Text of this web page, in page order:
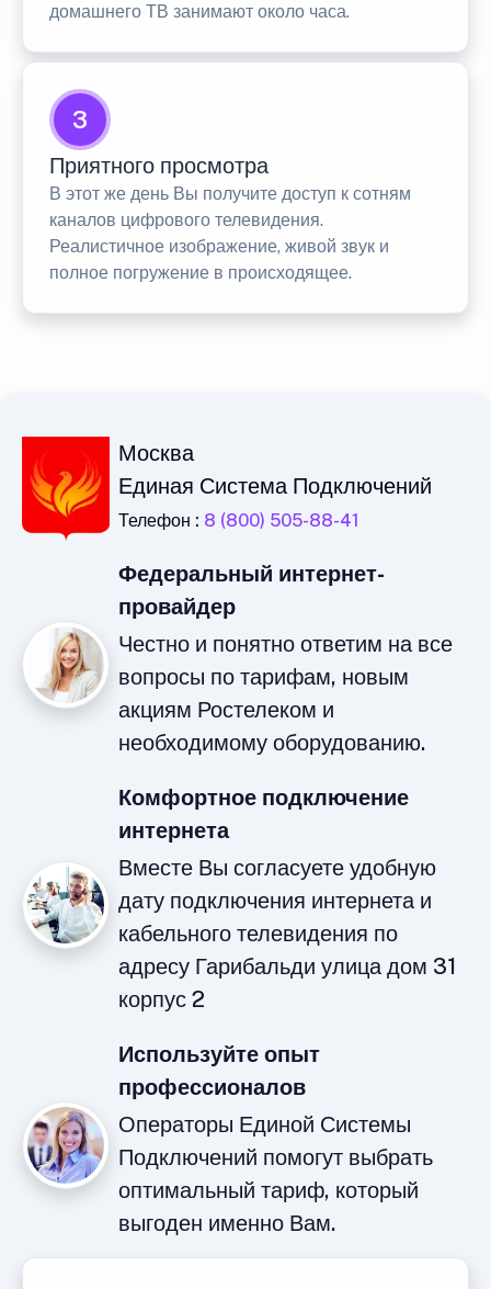
домашнего ТВ занимают около часа.
3
Приятного просмотра
В этот же день Вы получите доступ к сотням
каналов цифрового телевидения.
Реалистичное изображение, живой звук и
полное погружение в происходящее.
Москва
Единая Система Подключений
Телефон : 8 (800) 505-88-41
Федеральный интернет-
провайдер
Честно и понятно ответим на все
вопросы по тарифам, новым
акциям Ростелеком и
необходимому оборудованию.
Комфортное подключение
интернета
Вместе Вы согласуете удобную
дату подключения интернета и
кабельного телевидения по
адресу Гарибальди улица дом 31
корпус 2
Используйте опыт
профессионалов
Операторы Единой Системы
Подключений помогут выбрать
оптимальный тариф, который
выгоден именно Вам.